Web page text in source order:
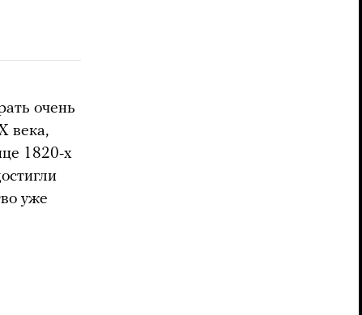
очень
века,
1820-х
уже